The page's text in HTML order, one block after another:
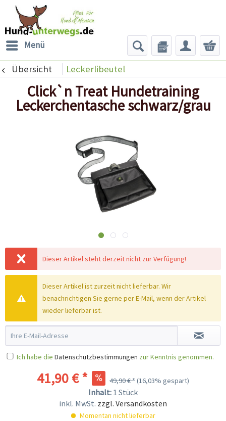
Menü
Übersicht Leckerlibeutel
Click`n Treat Hundetraining
Leckerchentasche schwarz/grau
Dieser Artikel steht derzeit nicht zur Verfügung!
Dieser Artikel ist zurzeit nicht lieferbar. Wir
benachrichtigen Sie gerne per E-Mail, wenn der Artikel
wieder lieferbar ist.
Ich habe die Datenschutzbestimmungen zur Kenntnis genommen.
41,90 € * 49,90 € *(16,03% gespart)
Inhalt: 1 Stück
inkl. MwSt. zzgl. Versandkosten
Momentan nicht lieferbar